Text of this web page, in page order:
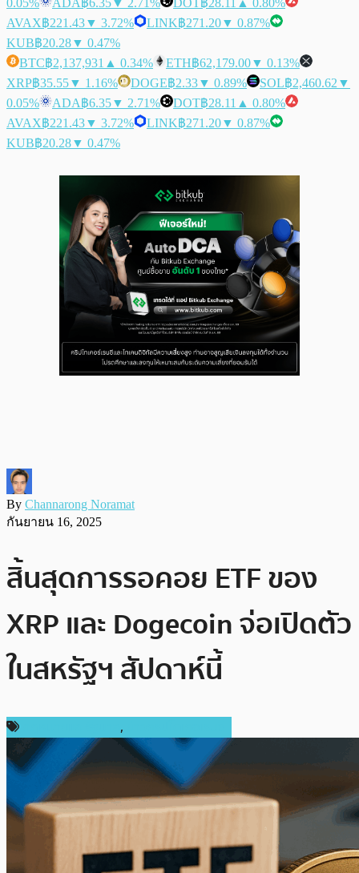
AVAX฿221.43▼ 3.72% LINK฿271.20▼ 0.87%
KUB฿20.28▼ 0.47%
BTC฿2,137,931 ▲ 0.34% ETH฿62,179.00▼ 0.13%
XRP฿35.55▼ 1.16% DOGE฿2.33▼ 0.89% SOL฿2,460.62 ▼
0.05%
ADA฿6.35▼ 2.71% DOT฿28.11 ▲ 0.80%
AVAX฿221.43▼ 3.72% LINK฿271.20▼ 0.87%
KUB฿20.28▼ 0.47%
By Channarong Noramat
กันยายน 16, 2025
สิ้นสุดการรอคอย ETF ของ
XRP และ Dogecoin จ่อเปิดตัว
ในสหรัฐฯ สัปดาห์นี้
,